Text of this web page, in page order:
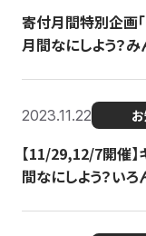
寄付月間特別企画
月間なにしよう？
2023.11.22
【11/29,12/7開催】
間なにしよう？い